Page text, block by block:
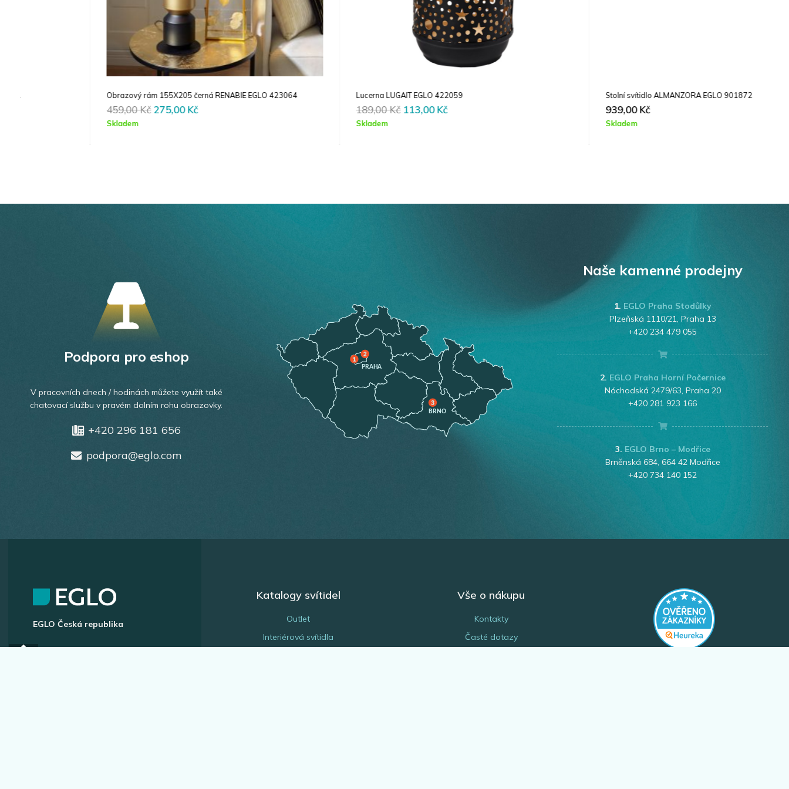
Obrazový rám 155X205 černá RENABIE EGLO 423064
Original
275,00KčCurrent
price
Lucerna LUGAIT EGLO 422059
Original
113,00KčCurrent
price
Stolní svítidlo ALMANZORA EGLO 901872
Podpora pro eshop
V pracovních dnech / hodinách můžete využít také
chatovací službu v pravém dolním rohu obrazovky.
+420 296 181 656
podpora@eglo.com
Naše kamenné prodejny
1. EGLO Praha Stodůlky
Plzeňská 1110/21, Praha 13
+420 234 479 055
2. EGLO Praha Horní Počernice
Náchodská 2479/63, Praha 20
+420 281 923 166
3. EGLO Brno – Modřice
Brněnská 684, 664 42 Modřice
+420 734 140 152
EGLO Česká republika
Katalogy svítidel
Outlet
Interiérová svítidla
Vše o nákupu
Kontakty
Časté dotazy